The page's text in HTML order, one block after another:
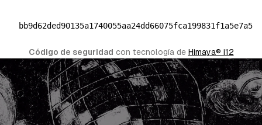
Código de seguridad con tecnología de Himaya® i12